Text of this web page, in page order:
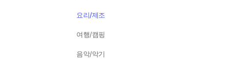
요리/제조
여행/캠핑
음악/악기